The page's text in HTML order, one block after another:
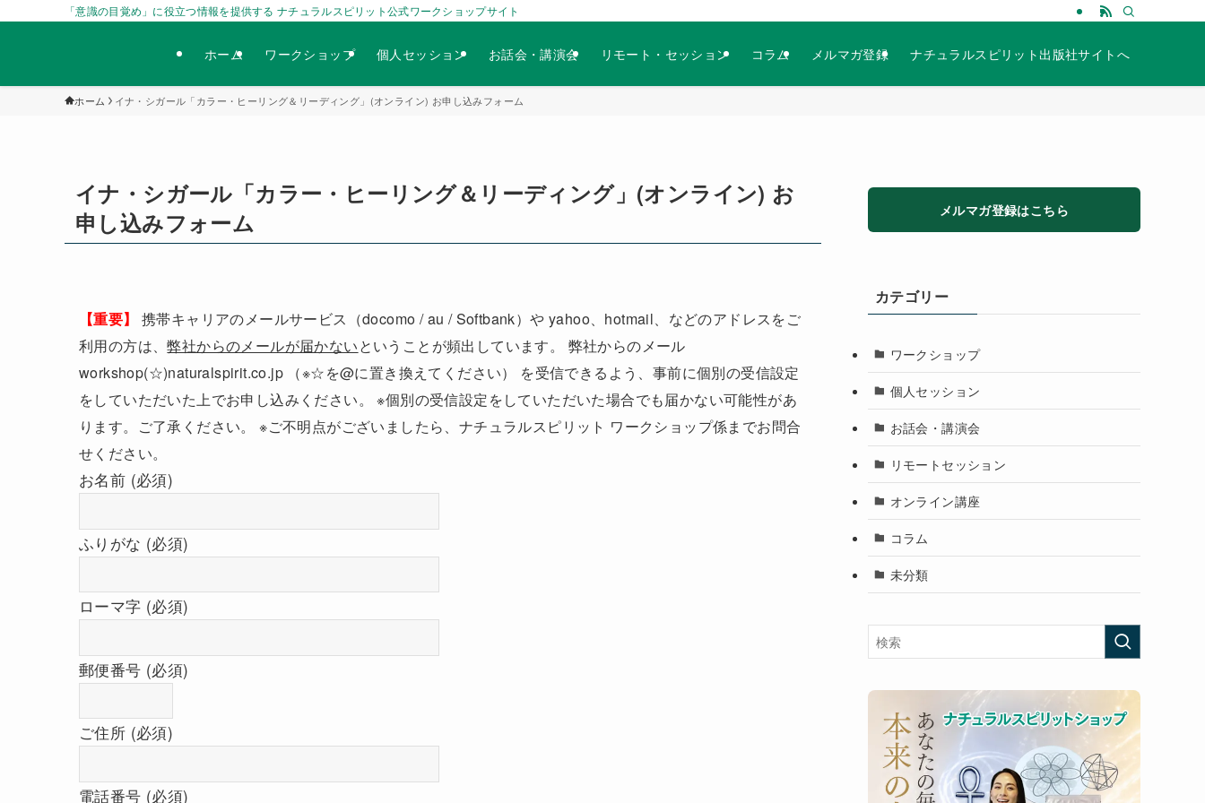
「意識の目覚め」に役立つ情報を提供する ナチュラルスピリット公式ワークショップサイト
ホーム ワークショップ 個人セッション お話会・講演会 リモート・セッション コラム メルマガ登録 ナチュラルスピリット出版社サイトへ
ホーム イナ・シガール「カラー・ヒーリング＆リーディング」(オンライン) お申し込みフォーム
イナ・シガール「カラー・ヒーリング＆リーディング」(オンライン) お
申し込みフォーム
【重要】
携帯キャリアのメールサービス（docomo / au / Softbank）や yahoo、hotmail、などのアドレスをご
利用の方は、弊社からのメールが届かないということが頻出しています。 弊社からのメール
workshop(☆)naturalspirit.co.jp （※☆を@に置き換えてください） を受信できるよう、事前に個別の受信設定
をしていただいた上でお申し込みください。 ※個別の受信設定をしていただいた場合でも届かない可能性があ
ります。ご了承ください。 ※ご不明点がございましたら、ナチュラルスピリット ワークショップ係までお問合
せください。
お名前 (必須)
ふりがな (必須)
ローマ字 (必須)
郵便番号 (必須)
ご住所 (必須)
電話番号 (必須)
メルマガ登録はこちら
カテゴリー
ワークショップ
個人セッション
お話会・講演会
リモートセッション
オンライン講座
コラム
未分類
みをお願いします。